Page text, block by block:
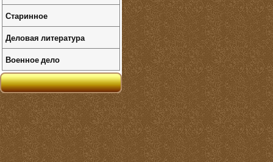
Старинное
Деловая литература
Военное дело